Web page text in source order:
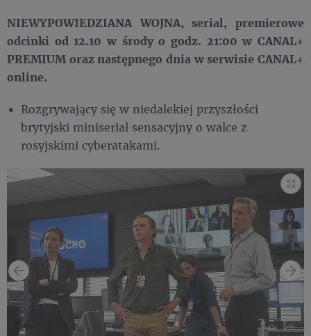
NIEWYPOWIEDZIANA WOJNA, serial, premierowe
odcinki od 12.10 w środy o godz. 21:00 w CANAL+
PREMIUM oraz następnego dnia w serwisie CANAL+
online.
Rozgrywający się w niedalekiej przyszłości
brytyjski miniserial sensacyjny o walce z
rosyjskimi cyberatakami.